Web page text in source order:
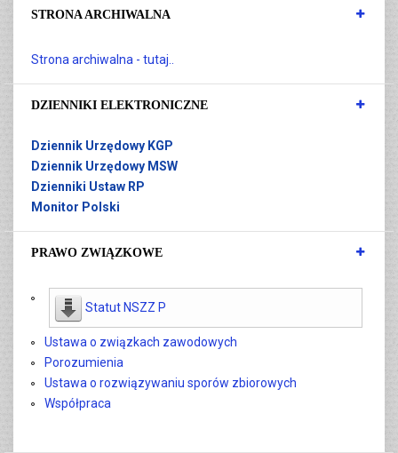
STRONA ARCHIWALNA
Strona archiwalna - tutaj..
DZIENNIKI ELEKTRONICZNE
Dziennik Urzędowy KGP
Dziennik Urzędowy MSW
Dzienniki Ustaw RP
Monitor Polski
PRAWO ZWIĄZKOWE
Statut NSZZ P
Ustawa o związkach zawodowych
Porozumienia
Ustawa o rozwiązywaniu sporów zbiorowych
Współpraca